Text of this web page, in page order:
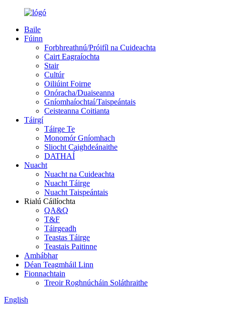
Baile
Fúinn
Forbhreathnú/Próifíl na Cuideachta
Cairt Eagraíochta
Stair
Cultúr
Oiliúint Foirne
Onóracha/Duaiseanna
Gníomhaíochtaí/Taispeántais
Ceisteanna Coitianta
Táirgí
Táirge Te
Monomór Gníomhach
Sliocht Caighdeánaithe
DATHAÍ
Nuacht
Nuacht na Cuideachta
Nuacht Táirge
Nuacht Taispeántais
Rialú Cáilíochta
QA&Q
T&F
Táirgeadh
Teastas Táirge
Teastais Paitinne
Amhábhar
Déan Teagmháil Linn
Fionnachtain
Treoir Roghnúcháin Soláthraithe
English